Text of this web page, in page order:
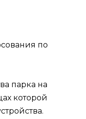
по
парка на
которой